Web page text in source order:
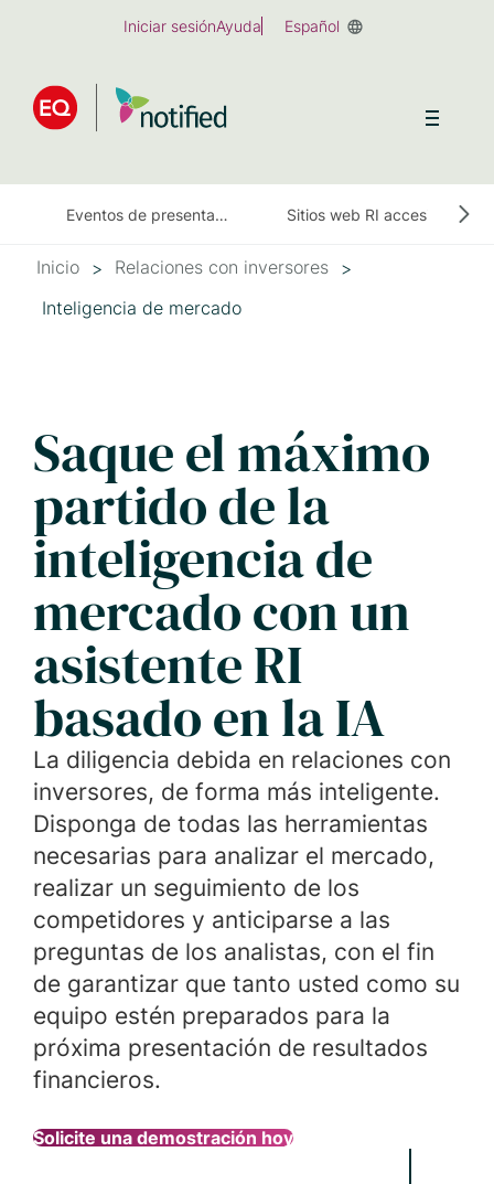
main
Iniciar sesiónAyuda Español
Eventos de presentación de resultados financieros
Inicio
Relaciones con inversores
Inteligencia de mercado
Saque el máximo
partido de la
inteligencia de
mercado con un
asistente RI
basado en la IA
La diligencia debida en relaciones con
inversores, de forma más inteligente.
Disponga de todas las herramientas
necesarias para analizar el mercado,
realizar un seguimiento de los
competidores y anticiparse a las
preguntas de los analistas, con el fin
de garantizar que tanto usted como su
equipo estén preparados para la
próxima presentación de resultados
financieros.
Solicite una demostración hoy